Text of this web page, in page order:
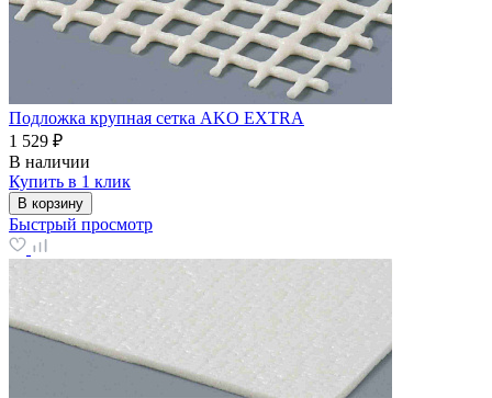
Подложка крупная сетка AKO EXTRA
1 529 ₽
В наличии
Купить в 1 клик
В корзину
Быстрый просмотр